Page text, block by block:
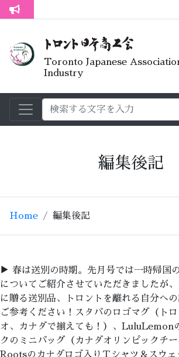
トロント生活不安疑問質問懇談会
Toronto Japanese
Industry
編集後記
Home 編集後記
▶ 春は送別の時期。先月号では一時帰国
についてご紹介させていただきましたが
に贈る送別品、トロントを離れる自分へ
ご参考ください！スタバのロゴマグ（ト
オ、カナダで揃えても！）、LuluLemon
クのミニバッグ（カナダオリンピックチー
Rootsのカナダロゴ入りＴシャツ＆スウェ